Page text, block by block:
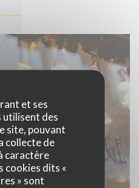
et ses
utilisent des
site, pouvant
collecte de
caractère
cookies dits «
» sont